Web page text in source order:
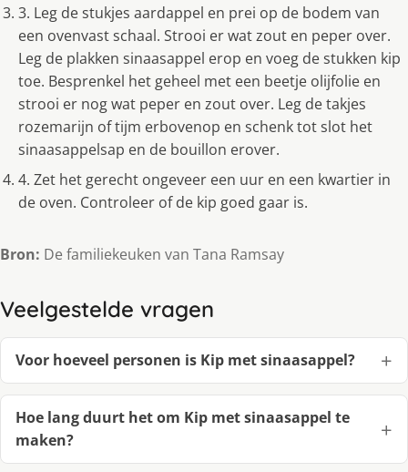
3. Leg de stukjes aardappel en prei op de bodem van
een ovenvast schaal. Strooi er wat zout en peper over.
Leg de plakken sinaasappel erop en voeg de stukken kip
toe. Besprenkel het geheel met een beetje olijfolie en
strooi er nog wat peper en zout over. Leg de takjes
rozemarijn of tijm erbovenop en schenk tot slot het
sinaasappelsap en de bouillon erover.
4. Zet het gerecht ongeveer een uur en een kwartier in
de oven. Controleer of de kip goed gaar is.
Bron: De familiekeuken van Tana Ramsay
Veelgestelde vragen
Voor hoeveel personen is Kip met sinaasappel?
Hoe lang duurt het om Kip met sinaasappel te
maken?